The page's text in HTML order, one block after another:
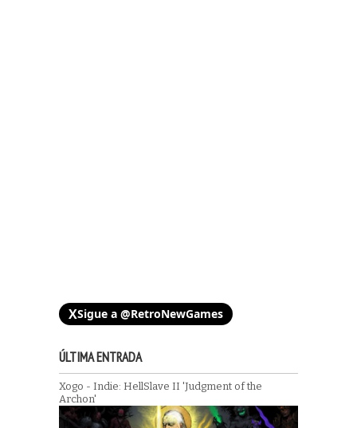
XSigue a @RetroNewGames
ÚLTIMA ENTRADA
Xogo - Indie: HellSlave II 'Judgment of the
Archon'